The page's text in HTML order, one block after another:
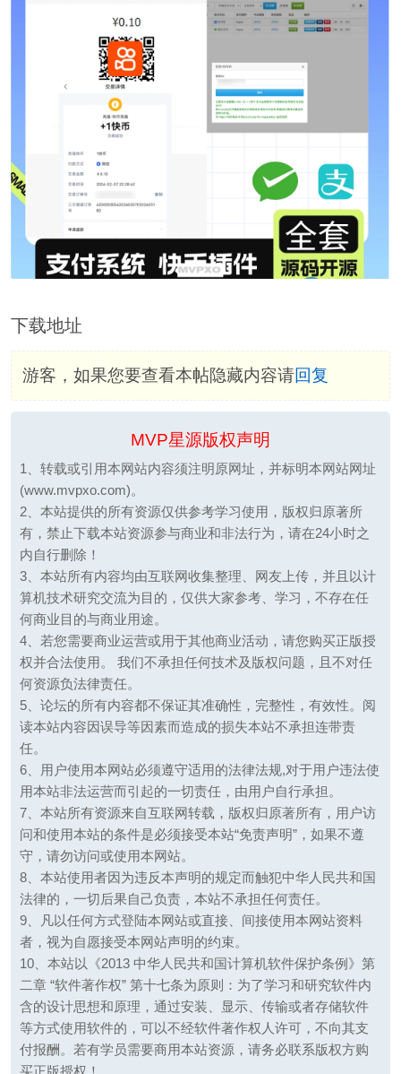
下载地址
游客，如果您要查看本帖隐藏内容请回复
MVP星源版权声明
1、转载或引用本网站内容须注明原网址，并标明本网站网址
(www.mvpxo.com)。
2、本站提供的所有资源仅供参考学习使用，版权归原著所
有，禁止下载本站资源参与商业和非法行为，请在24小时之
内自行删除！
3、本站所有内容均由互联网收集整理、网友上传，并且以计
算机技术研究交流为目的，仅供大家参考、学习，不存在任
何商业目的与商业用途。
4、若您需要商业运营或用于其他商业活动，请您购买正版授
权并合法使用。 我们不承担任何技术及版权问题，且不对任
何资源负法律责任。
5、论坛的所有内容都不保证其准确性，完整性，有效性。阅
读本站内容因误导等因素而造成的损失本站不承担连带责
任。
6、用户使用本网站必须遵守适用的法律法规,对于用户违法使
用本站非法运营而引起的一切责任，由用户自行承担。
7、本站所有资源来自互联网转载，版权归原著所有，用户访
问和使用本站的条件是必须接受本站“免责声明”，如果不遵
守，请勿访问或使用本网站。
8、本站使用者因为违反本声明的规定而触犯中华人民共和国
法律的，一切后果自己负责，本站不承担任何责任。
9、凡以任何方式登陆本网站或直接、间接使用本网站资料
者，视为自愿接受本网站声明的约束。
10、本站以《2013 中华人民共和国计算机软件保护条例》第
二章 “软件著作权” 第十七条为原则：为了学习和研究软件内
含的设计思想和原理，通过安装、显示、传输或者存储软件
等方式使用软件的，可以不经软件著作权人许可，不向其支
付报酬。若有学员需要商用本站资源，请务必联系版权方购